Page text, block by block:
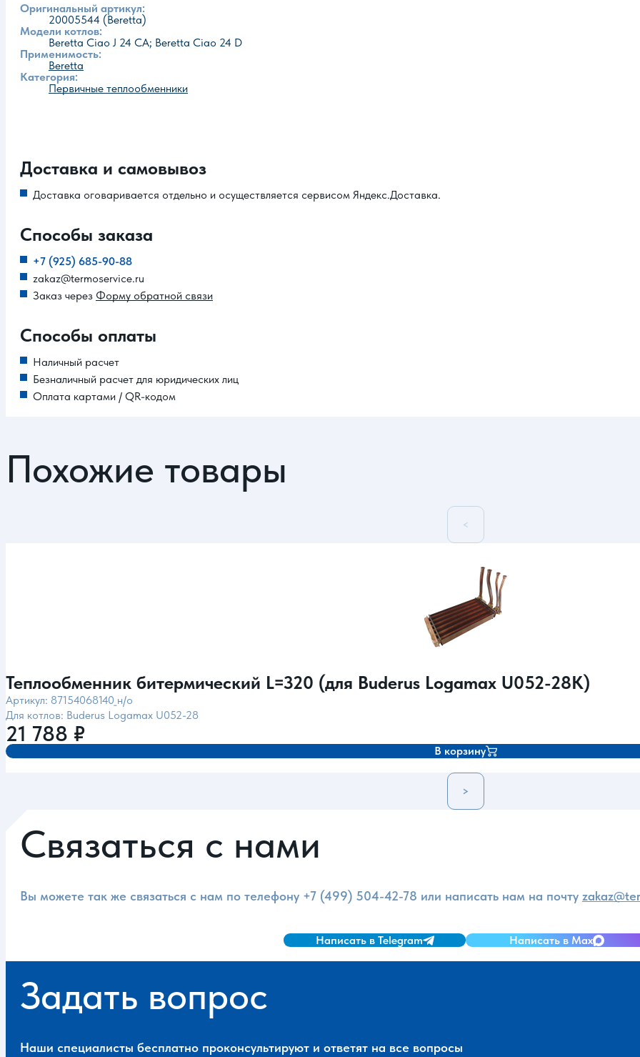
Оригинальный артикул:
20005544 (Beretta)
Модели котлов:
Beretta Ciao J 24 CA; Beretta Ciao 24 D
Применимость:
Beretta
Категория:
Первичные теплообменники
Доставка и самовывоз
Доставка оговаривается отдельно и осуществляется сервисом Яндекс.Доставка.
Способы заказа
+7 (925) 685-90-88
zakaz@termoservice.ru
Заказ через Форму обратной связи
Способы оплаты
Наличный расчет
Безналичный расчет для юридических лиц
Оплата картами / QR-кодом
Похожие товары
<
Теплообменник битермический L=320 (для Buderus Logamax U052-28K)
Артикул: 87154068140_н/о
Для котлов: Buderus Logamax U052-28
21 788 ₽
В корзину
>
Связаться с нами
Вы можете так же связаться с нам по телефону +7 (499) 504-42-78 или написать нам на почту
Написать в Telegram Написать в Max
Задать вопрос
Наши специалисты бесплатно проконсультируют и ответят на все вопросы